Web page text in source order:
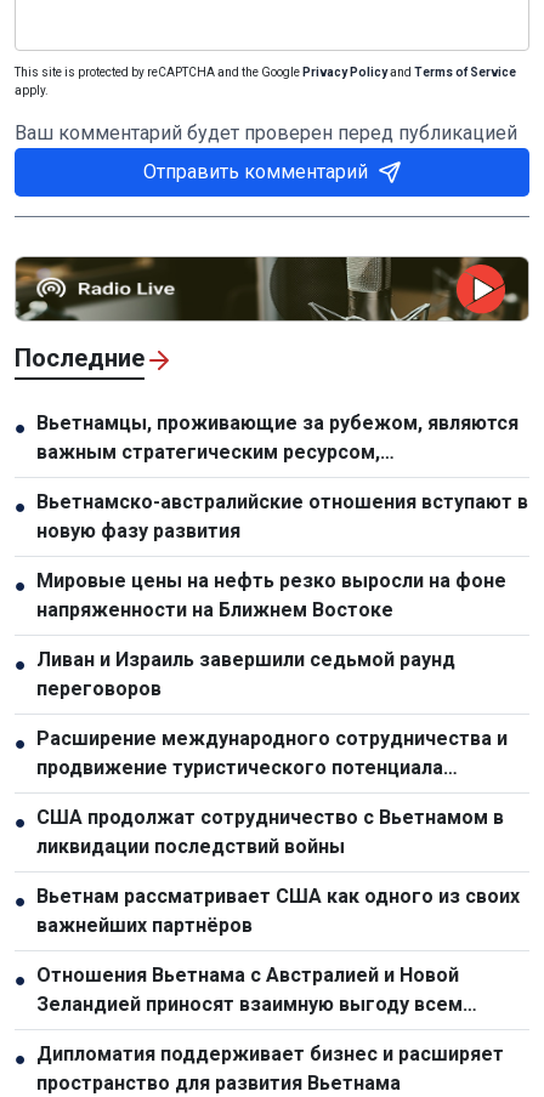
This site is protected by reCAPTCHA and the Google Privacy Policyand Terms of Service
apply.
Ваш комментарий будет проверен перед публикацией
Отправить комментарий
Последние
●
Вьетнамцы, проживающие за рубежом, являются
важным стратегическим ресурсом,
способствующим укреплению национальной мощи
●
Вьетнамско-австралийские отношения вступают в
новую фазу развития
●
Мировые цены на нефть резко выросли на фоне
напряженности на Ближнем Востоке
● Ливан и Израиль завершили седьмой раунд
переговоров
●
Расширение международного сотрудничества и
продвижение туристического потенциала
Вьетнама
● США продолжат сотрудничество с Вьетнамом в
ликвидации последствий войны
●
Вьетнам рассматривает США как одного из своих
важнейших партнёров
● Отношения Вьетнама с Австралией и Новой
Зеландией приносят взаимную выгоду всем
сторонам
● Дипломатия поддерживает бизнес и расширяет
пространство для развития Вьетнама